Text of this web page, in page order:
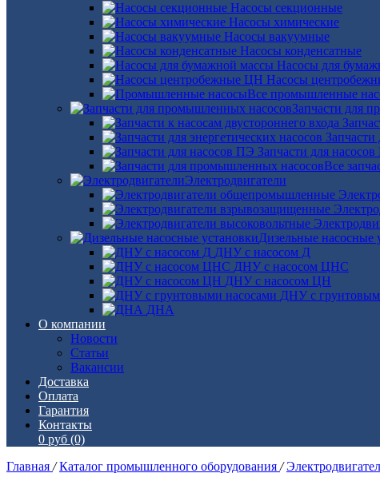
Насосы секционные
Насосы химические
Насосы вакуумные
Насосы конденсатные
Насосы для
Насосы
Все промышленные
Запчасти для
Запчасти
Запчасти для
Все
Электродвигатели
Дизельные насосные
ДНУ с насосом Д
ДНУ с насосом ЦНС
ДНУ с насосом ЦН
ДНУ с
ДНА
О компании
Новости
Статьи
Вакансии
Доставка
Оплата
Гарантия
Контакты
0 руб (0)
Главная / Каталог промышленного оборудования /